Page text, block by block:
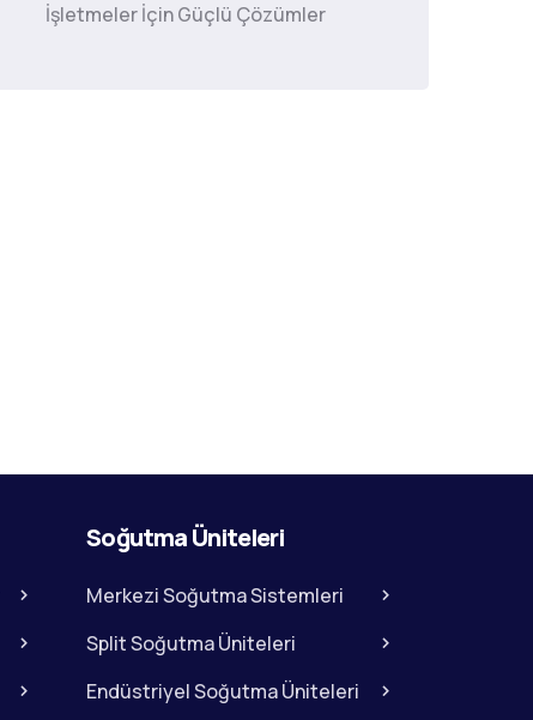
İşletmeler İçin Güçlü Çözümler
Soğutma Üniteleri
Merkezi Soğutma Sistemleri
Split Soğutma Üniteleri
Endüstriyel Soğutma Üniteleri